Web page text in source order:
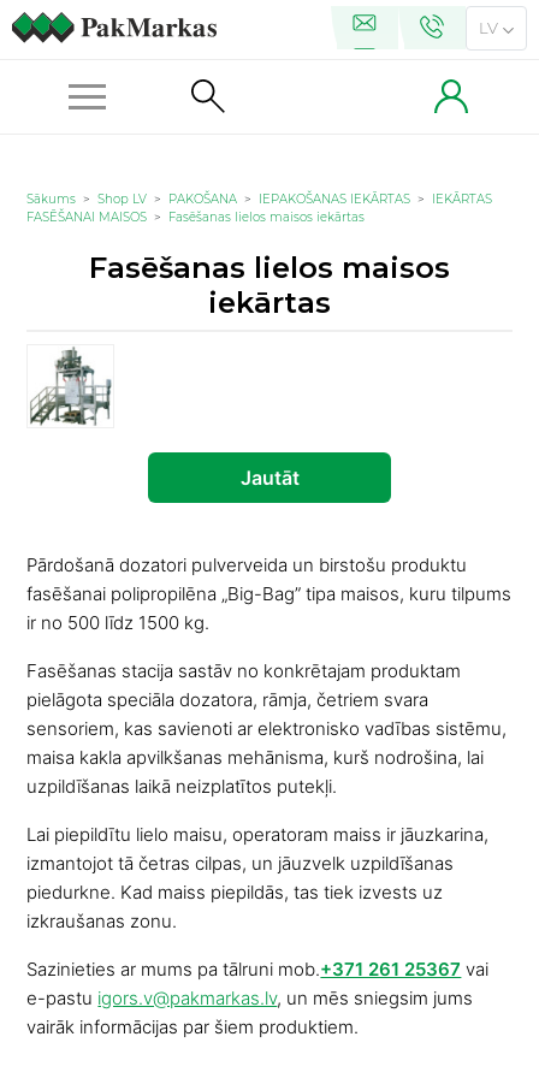
LV
Sākums >Shop LV > PAKOŠANA > IEPAKOŠANAS IEKĀRTAS > IEKĀRTAS
FASĒŠANAI MAISOS > Fasēšanas lielos maisos iekārtas
Fasēšanas lielos maisos
iekārtas
Pārdošanā dozatori pulverveida un birstošu produktu
fasēšanai polipropilēna „Big-Bag” tipa maisos, kuru tilpums
ir no 500 līdz 1500 kg.
Fasēšanas stacija sastāv no konkrētajam produktam
pielāgota speciāla dozatora, rāmja, četriem svara
sensoriem, kas savienoti ar elektronisko vadības sistēmu,
maisa kakla apvilkšanas mehānisma, kurš nodrošina, lai
uzpildīšanas laikā neizplatītos putekļi.
Lai piepildītu lielo maisu, operatoram maiss ir jāuzkarina,
izmantojot tā četras cilpas, un jāuzvelk uzpildīšanas
piedurkne. Kad maiss piepildās, tas tiek izvests uz
izkraušanas zonu.
Sazinieties ar mums pa tālruni mob.+371 261 25367 vai
e-pastu igors.v@pakmarkas.lv, un mēs sniegsim jums
vairāk informācijas par šiem produktiem.
Jautāt